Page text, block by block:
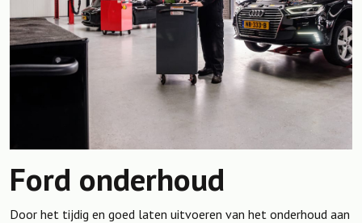
Ford onderhoud
Door het tijdig en goed laten uitvoeren van het onderhoud aan